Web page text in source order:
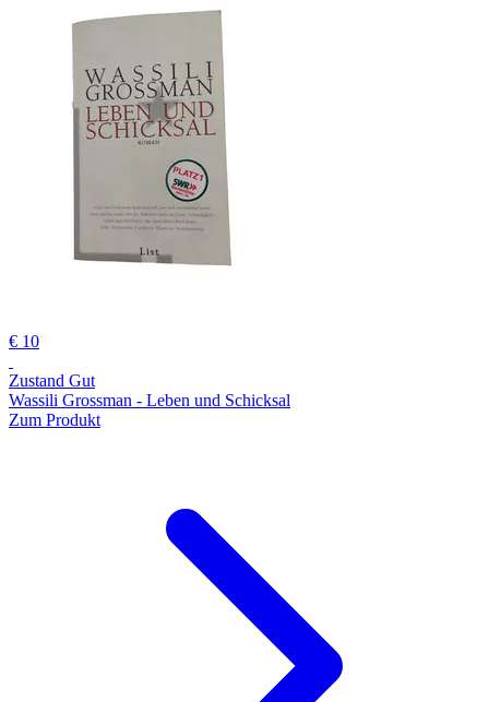
€ 10
Zustand Gut
Wassili Grossman - Leben und Schicksal
Zum Produkt